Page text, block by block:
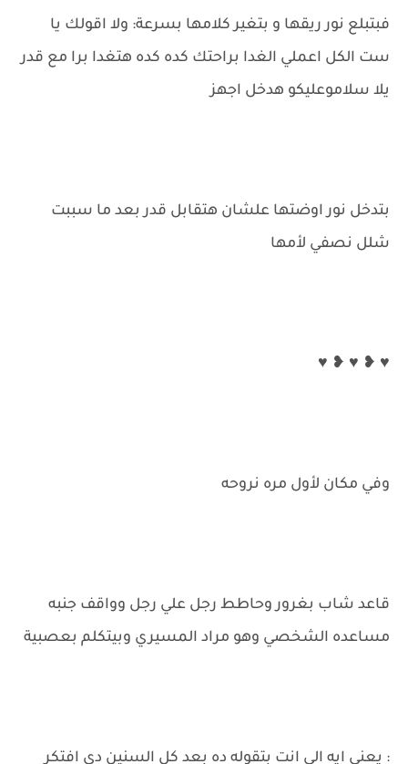
فبتبلع نور ريقها و بتغير كلامها بسرعة: ولا اقولك يا
ست الكل اعملي الغدا براحتك كده كده هتغدا برا مع قدر
يلا سلاموعليكو هدخل اجهز
بتدخل نور اوضتها علشان هتقابل قدر بعد ما سببت
شلل نصفي لأمها
♥ ❥ ♥ ❥ ♥
وفي مكان لأول مره نروحه
قاعد شاب بغرور وحاطط رجل علي رجل وواقف جنبه
مساعده الشخصي وهو مراد المسيري وبيتكلم بعصبية
: يعني ايه الي انت بتقوله ده بعد كل السنين دي افتكر